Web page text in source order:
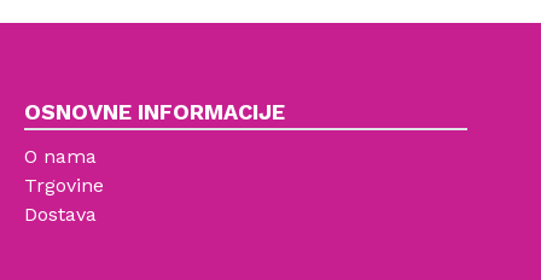
OSNOVNE INFORMACIJE
O nama
Trgovine
Dostava